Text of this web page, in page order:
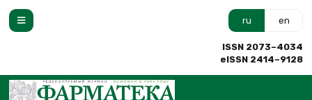
ru en
ISSN 2073–4034
eISSN 2414–9128